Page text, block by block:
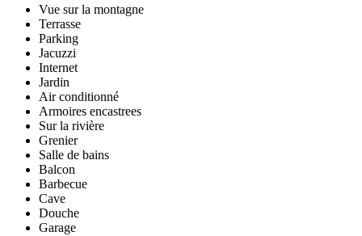
Vue sur la montagne
Terrasse
Parking
Jacuzzi
Internet
Jardin
Air conditionné
Armoires encastrees
Sur la rivière
Grenier
Salle de bains
Balcon
Barbecue
Cave
Douche
Garage